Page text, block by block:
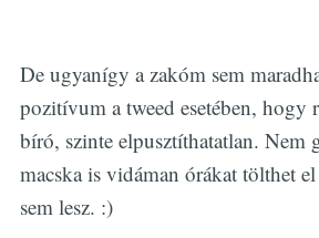
De ugyanígy a zakóm sem
pozitívum a tweed esetében, hogy
bíró, szinte elpusztíthatatlan. Nem
macska is vidáman órákat tölthet
sem lesz. :)